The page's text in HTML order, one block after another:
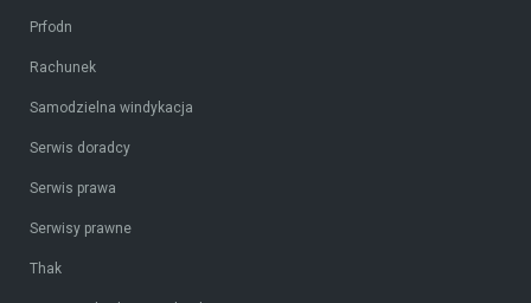
Prfodn
Rachunek
Samodzielna windykacja
Serwis doradcy
Serwis prawa
Serwisy prawne
Thak